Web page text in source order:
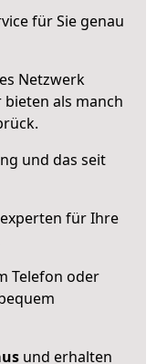
für Sie genau
Netzwerk
als manch
und das seit
für Ihre
Telefon oder
und erhalten